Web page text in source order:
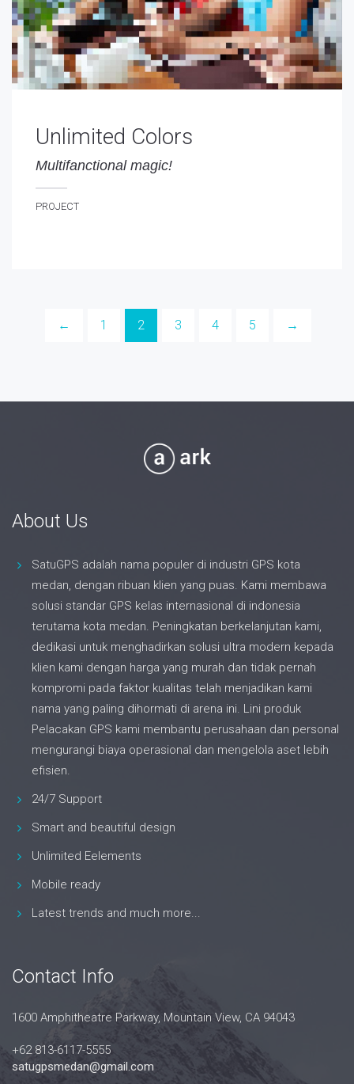
Unlimited Colors
Multifanctional magic!
PROJECT
← 1 2 3 4 5 →
About Us
SatuGPS adalah nama populer di industri GPS kota
medan, dengan ribuan klien yang puas. Kami membawa
solusi standar GPS kelas internasional di indonesia
terutama kota medan. Peningkatan berkelanjutan kami,
dedikasi untuk menghadirkan solusi ultra modern kepada
klien kami dengan harga yang murah dan tidak pernah
kompromi pada faktor kualitas telah menjadikan kami
nama yang paling dihormati di arena ini. Lini produk
Pelacakan GPS kami membantu perusahaan dan personal
mengurangi biaya operasional dan mengelola aset lebih
efisien.
24/7 Support
Smart and beautiful design
Unlimited Eelements
Mobile ready
Latest trends and much more...
Contact Info
1600 Amphitheatre Parkway, Mountain View, CA 94043
+62 813-6117-5555
satugpsmedan@gmail.com